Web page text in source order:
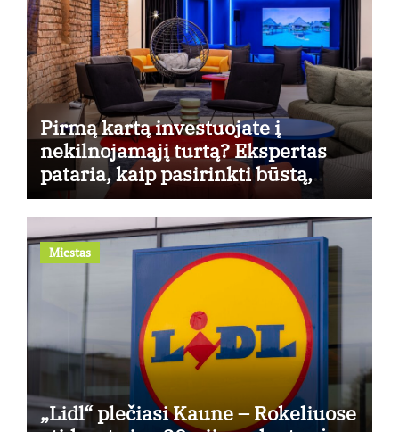
Pirmą kartą investuojate į
nekilnojamąjį turtą? Ekspertas
pataria, kaip pasirinkti būstą,
kuris generuos grąžą
Miestas
„Lidl“ plečiasi Kaune – Rokeliuose